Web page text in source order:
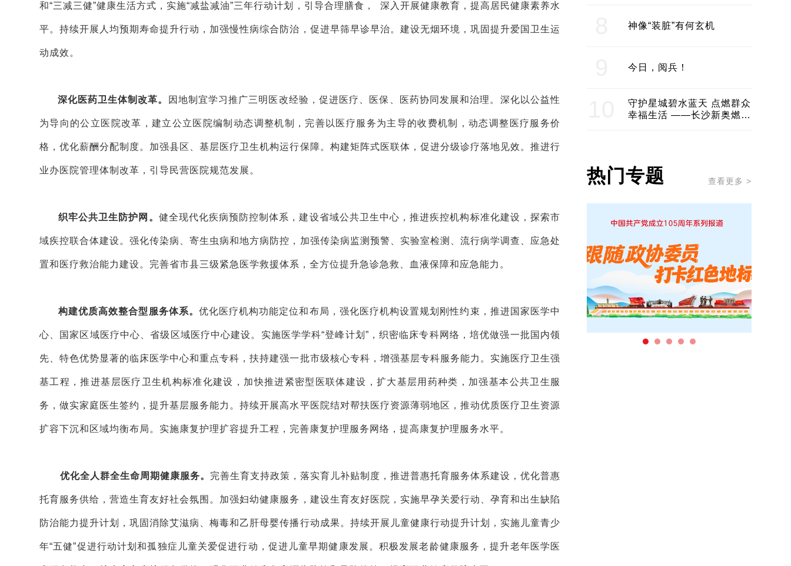
和“三减三健”健康生活方式，实施“减盐减油”三年行动计划，引导合理膳食， 深入开展健康教育，提高居民健康素养水
平。持续开展人均预期寿命提升行动，加强慢性病综合防治，促进早筛早诊早治。建设无烟环境，巩固提升爱国卫生运
动成效。
深化医药卫生体制改革。 因地制宜学习推广三明医改经验，促进医疗、医保、医药协同发展和治理。深化以公益性
为导向的公立医院改革，建立公立医院编制动态调整机制，完善以医疗服务为主导的收费机制，动态调整医疗服务价
格，优化薪酬分配制度。加强县区、基层医疗卫生机构运行保障。构建矩阵式医联体，促进分级诊疗落地见效。推进行
业办医院管理体制改革，引导民营医院规范发展。
织牢公共卫生防护网。 健全现代化疾病预防控制体系，建设省域公共卫生中心，推进疾控机构标准化建设，探索市
域疾控联合体建设。强化传染病、寄生虫病和地方病防控，加强传染病监测预警、实验室检测、流行病学调查、应急处
置和医疗救治能力建设。完善省市县三级紧急医学救援体系，全方位提升急诊急救、血液保障和应急能力。
构建优质高效整合型服务体系。 优化医疗机构功能定位和布局，强化医疗机构设置规划刚性约束，推进国家医学中
心、国家区域医疗中心、省级区域医疗中心建设。实施医学学科“登峰计划”，织密临床专科网络，培优做强一批国内领
先、特色优势显著的临床医学中心和重点专科，扶持建强一批市级核心专科，增强基层专科服务能力。实施医疗卫生强
基工程，推进基层医疗卫生机构标准化建设，加快推进紧密型医联体建设，扩大基层用药种类，加强基本公共卫生服
务，做实家庭医生签约，提升基层服务能力。持续开展高水平医院结对帮扶医疗资源薄弱地区，推动优质医疗卫生资源
扩容下沉和区域均衡布局。实施康复护理扩容提升工程，完善康复护理服务网络，提高康复护理服务水平。
优化全人群全生命周期健康服务。 完善生育支持政策，落实育儿补贴制度，推进普惠托育服务体系建设，优化普惠
托育服务供给，营造生育友好社会氛围。加强妇幼健康服务，建设生育友好医院，实施早孕关爱行动、孕育和出生缺陷
防治能力提升计划，巩固消除艾滋病、梅毒和乙肝母婴传播行动成果。持续开展儿童健康行动提升计划，实施儿童青少
年“五健”促进行动计划和孤独症儿童关爱促进行动，促进儿童早期健康发展。积极发展老龄健康服务，提升老年医学医
神像“装脏”有何玄机
今日，阅兵！
守护星城碧水蓝天 点燃群众
幸福生活 ——长沙新奥燃气
热门专题 查看更多 >